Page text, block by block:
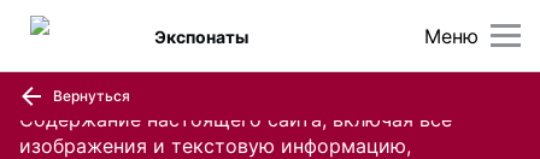
Содержание настоящего сайта, включая все
изображения и текстовую информацию,
Меню
Экспонаты
Вернуться